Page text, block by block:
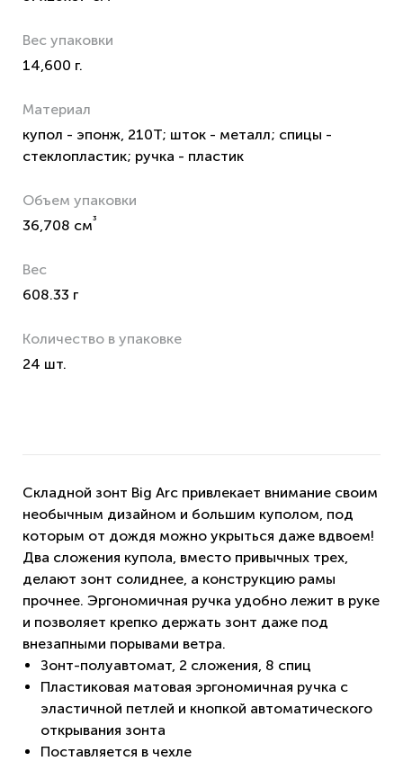
Вес упаковки
14,600 г.
Материал
купол - эпонж, 210Т; шток - металл; спицы -
стеклопластик; ручка - пластик
Объем упаковки
36,708 см³
Вес
608.33 г
Количество в упаковке
24 шт.
Складной зонт Big Arc привлекает внимание своим
необычным дизайном и большим куполом, под
которым от дождя можно укрыться даже вдвоем!
Два сложения купола, вместо привычных трех,
делают зонт солиднее, а конструкцию рамы
прочнее. Эргономичная ручка удобно лежит в руке
и позволяет крепко держать зонт даже под
внезапными порывами ветра.
Зонт-полуавтомат, 2 сложения, 8 спиц
Пластиковая матовая эргономичная ручка с
эластичной петлей и кнопкой автоматического
открывания зонта
Поставляется в чехле